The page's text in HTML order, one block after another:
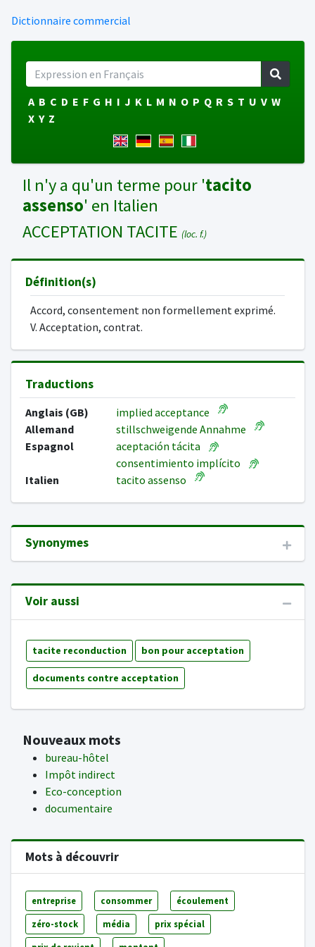
Dictionnaire commercial
A B C D E F G H I J K L M N O P Q R S T U V W
X Y Z
Il n'y a qu'un terme pour 'tacito
assenso' en Italien
ACCEPTATION TACITE (loc. f.)
Définition(s)
Accord, consentement non formellement exprimé.
V. Acceptation, contrat.
Traductions
Anglais (GB)
implied acceptance
Allemand
stillschweigende Annahme
Espagnol
aceptación tácita
consentimiento implícito
Italien
tacito assenso
Synonymes
Voir aussi
tacite reconduction bon pour acceptation
documents contre acceptation
Nouveaux mots
bureau-hôtel
Impôt indirect
Eco-conception
documentaire
Mots à découvrir
entreprise consommer écoulement
zéro-stock média prix spécial